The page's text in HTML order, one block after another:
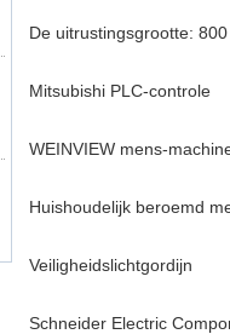
De uitrustingsgrootte:
Mitsubishi PLC-controle
WEINVIEW mens-
Huishoudelijk beroemd
Veiligheidslichtgordijn
Schneider Electric